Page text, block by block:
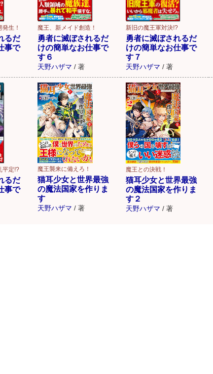
生！
るだ
事で
魔王、新メイド創造！
勇者に滅ぼされるだ
けの簡単なお仕事で
す６
天野ハザマ / 著
新旧の魔王軍対決!?
勇者に滅ぼされるだ
けの簡単なお仕事で
す７
天野ハザマ / 著
平定!?
るだ
事で
魔王襲来に備えろ！
猫耳少女と世界最強
の魔法国家を作りま
す
天野ハザマ / 著
魔王との決戦！
猫耳少女と世界最強
の魔法国家を作りま
す２
天野ハザマ / 著